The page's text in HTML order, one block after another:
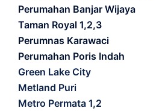
Perumahan Banjar Wijaya
Taman Royal 1,2,3
Perumnas Karawaci
Perumahan Poris Indah
Green Lake City
Metland Puri
Metro Permata 1,2